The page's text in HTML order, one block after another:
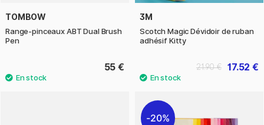
TOMBOW
Range-pinceaux ABT Dual Brush
Pen
55 €
3M
Scotch Magic Dévidoir de ruban
adhésif Kitty
17.52 €
21.90 €
20%